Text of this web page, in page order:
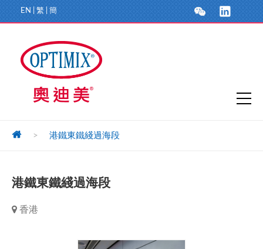
EN 繁 簡
> 港鐵東鐵綫過海段
港鐵東鐵綫過海段
香港